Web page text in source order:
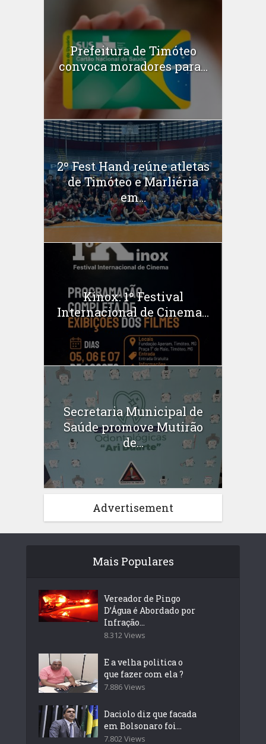
Prefeitura de Timóteo
convoca moradores para...
2º Fest Hand reúne atletas
de Timóteo e Marliéria
em...
Kinox: 1º Festival
Internacional de Cinema...
Secretaria Municipal de
Saúde promove Mutirão
de...
Advertisement
Mais Populares
Vereador de Pingo
D’Água é Abordado por
Infração...
8.312 Views
E a velha politica o
que fazer com ela ?
7.886 Views
Daciolo diz que facada
em Bolsonaro foi...
7.802 Views